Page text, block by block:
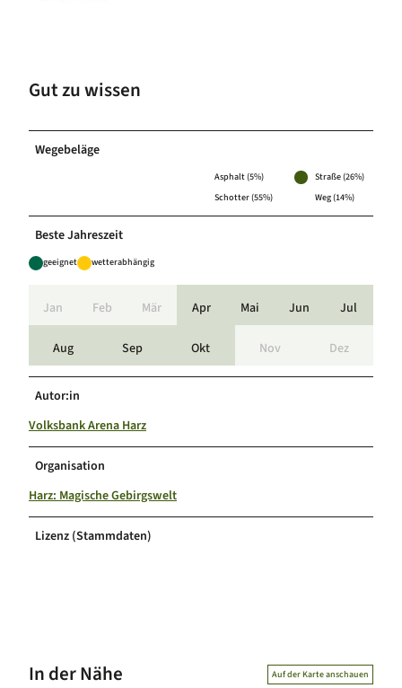
Gut zu wissen
Wegebeläge
Asphalt (5%)
Straße (26%)
Schotter (55%)
Weg (14%)
Beste Jahreszeit
geeignet wetterabhängig
Jan Feb Mär Apr Mai Jun Jul
Aug Sep Okt Nov Dez
Autor:in
Volksbank Arena Harz
Organisation
Harz: Magische Gebirgswelt
Lizenz (Stammdaten)
In der Nähe Auf der Karte anschauen